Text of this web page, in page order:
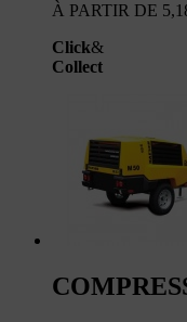
À PARTIR DE
Click&
Collect